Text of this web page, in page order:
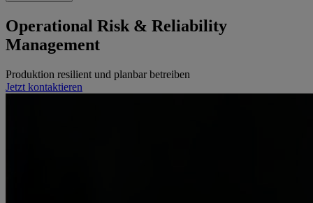
Operational Risk & Reliability
Management
Produktion resilient und planbar betreiben
Jetzt kontaktieren